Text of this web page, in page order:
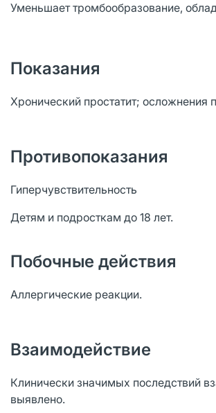
Уменьшает тромбообразование,
Показания
Хронический простатит; осложнения
Противопоказания
Гиперчувствительность
Детям и подросткам до 18 лет.
Побочные действия
Аллергические реакции.
Взаимодействие
Клинически значимых последствий
выявлено.